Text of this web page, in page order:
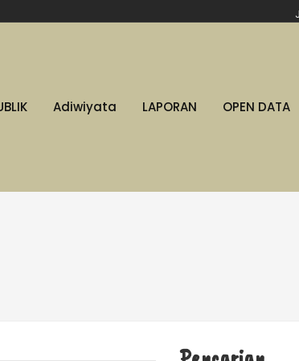
Adiwiyata LAPORAN OPEN DATA